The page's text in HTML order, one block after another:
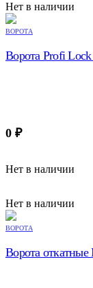
Нет в наличии
ВОРОТА
Ворота Profi
0 ₽
Нет в наличии
Нет в наличии
ВОРОТА
Ворота